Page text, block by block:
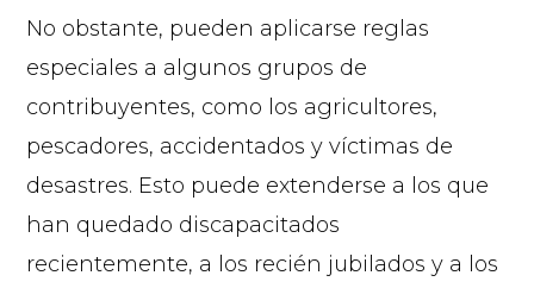
No obstante, pueden aplicarse reglas
especiales a algunos grupos de
contribuyentes, como los agricultores,
pescadores, accidentados y víctimas de
desastres. Esto puede extenderse a los que
han quedado discapacitados
recientemente, a los recién jubilados y a los